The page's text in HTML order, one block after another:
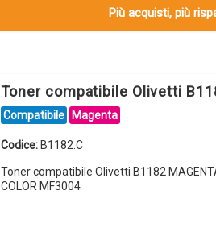
Più acquisti, più
Toner compatibile Olivetti
Compatibile Magenta
Codice: B1182.C
Toner compatibile Olivetti B1182
COLOR MF3004